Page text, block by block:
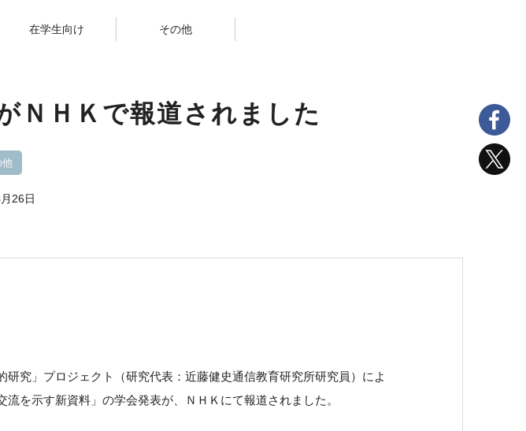
在学生向け その他
ＮＨＫで報道されました
他
26日
究」プロジェクト（研究代表：近藤健史通信教育研究所研究員）によ
を示す新資料」の学会発表が、ＮＨＫにて報道されました。